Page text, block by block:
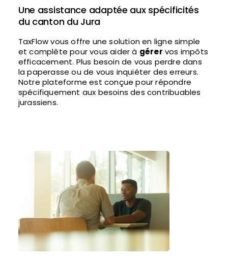
Une assistance adaptée aux spécificités
du canton du Jura
TaxFlow vous offre une solution en ligne simple
et complète pour vous aider à gérer vos impôts
efficacement. Plus besoin de vous perdre dans
la paperasse ou de vous inquiéter des erreurs.
Notre plateforme est conçue pour répondre
spécifiquement aux besoins des contribuables
jurassiens.